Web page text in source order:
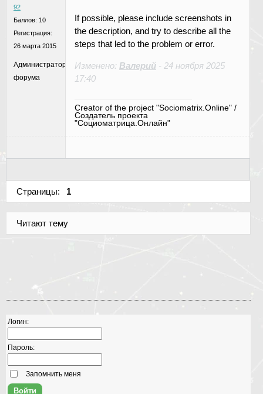
92
Баллов: 10
Регистрация:
26 марта 2015
Администратор
форума
If possible, please include screenshots in
the description, and try to describe all the
steps that led to the problem or error.
Изменено: Валерий - 24 ноября 2025
17:40
Creator of the project "Sociomatrix.Online" /
Создатель проекта
"Социоматрица.Онлайн"
Страницы: 1
Читают тему
Логин:
Пароль:
Запомнить меня